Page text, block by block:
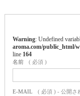
Warning : Undefined
aroma.com/public_html/
line 164
名前 ( 必須 )
E-MAIL ( 必須 ) - 公開さ